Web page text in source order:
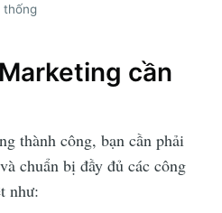
thống
cần
thành công, bạn cần phải
chuẩn bị đầy đủ các công
như: